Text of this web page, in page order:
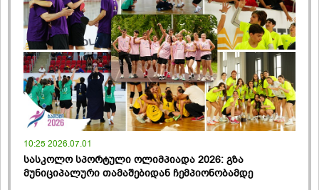
10:25 2026.07.01
სასკოლო სპორტული ოლიმპიადა 2026: გზა
მუნიციპალური თამაშებიდან ჩემპიონობამდე